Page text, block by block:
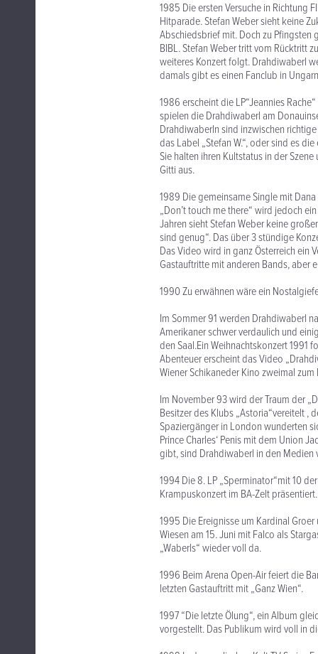
1985 Die ersten Versuche in Richtung
Hitparade. Stefan Weber sieht keine
Abschiedsbrief mit. Doch zu Pfingsten
BIBL. Stefan Weber tritt vom Rücktritt
weiteres Konzert folgt. Drahdiwaberl
damals gibt es einen Fanclub in
1986 erscheint die LP“Jeannies
spielen die Drahdiwaberl am
Drahdiwaberln sind inzwischen
das Label „Stefan W.“, oder sind es
Sie halten ihren Kultstatus in der
Gitti aus.
1989 Die gemeinsame Single mit
„Don’t touch me there“ wird jedoch
Jahren sieht Stefan Weber keine
sind genug“. Das über 3 stündige
Das Video wird in ganz Österreich ein
Gastauftritte mit anderen Bands, aber
1990 Zu erwähnen wäre ein
Im Sommer 91 werden Drahdiwaberl
Amerikaner schwer verdaulich und
den Saal.Ein Weihnachtskonzert 1991
Abenteuer erscheint das Video
Wiener Schikaneder Kino zweimal
Im November 93 wird der Traum der
Besitzer des Klubs „Astoria“vereitelt ,
Spaziergänger in London wunderten
Prince Charles‘ Penis mit dem Union
gibt, sind Drahdiwaberl in den Medien
1994 Die 8. LP „Sperminator“mit 10
Krampuskonzert im BA-Zelt präsentiert.
1995 Die Ereignisse um Kardinal
Wiesen am 15. Juni mit Falco als
„Waberls“ wieder voll da.
1996 Beim Arena Open-Air feiert die
letzten Gastauftritt mit „Ganz Wien“.
1997 “Die letzte Ölung“, ein Album
vorgestellt. Das Publikum wird voll in